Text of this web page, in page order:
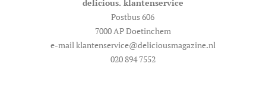
delicious. klantenservice
Postbus 606
7000 AP Doetinchem
e-mail klantenservice@deliciousmagazine.nl
020 894 7552